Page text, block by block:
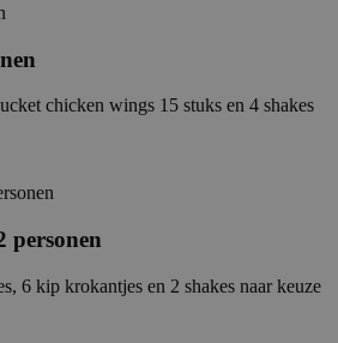
chicken wings 15 stuks en 4 shakes
6 kip krokantjes en 2 shakes naar keuze